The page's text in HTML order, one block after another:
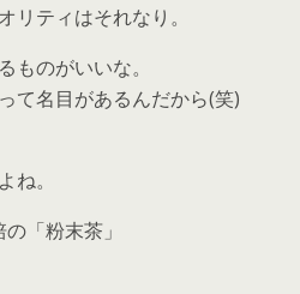
リティはそれなり。
ものがいいな。
て名目があるんだから(笑)
ね。
「粉末茶」